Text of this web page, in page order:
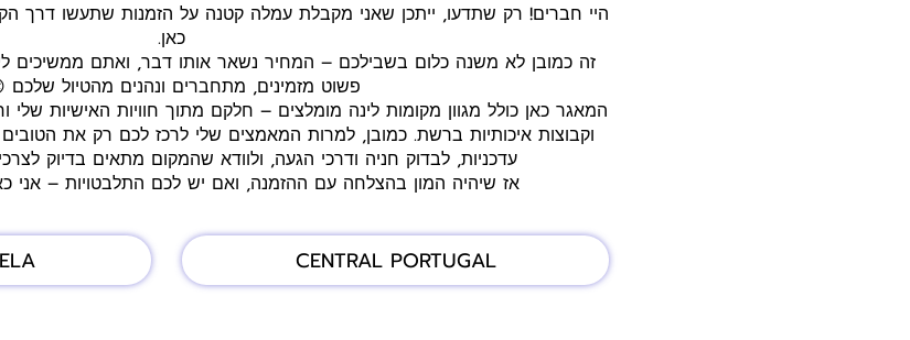
כאן.
זה כמובן לא משנה כלום בשבילכם – המחיר נשאר אותו דבר, ואתם ממשיכים
פשוט מזמינים, מתחברים ונהנים מהטיול שלכם
המאגר כאן כולל מגוון מקומות לינה מומלצים – חלקם מתוך חוויות האישיות
וקבוצות איכותיות ברשת. כמובן, למרות המאמצים שלי לרכז לכם רק את
עדכניות, לבדוק חניה ודרכי הגעה, ולוודא שהמקום מתאים בדיוק
אז שיהיה המון בהצלחה עם ההזמנה, ואם יש לכם התלבטויות – אני
CENTRAL PORTUGAL